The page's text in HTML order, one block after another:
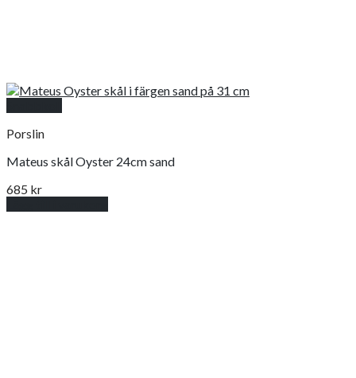
Porslin
Mateus skål Oyster 24cm sand
685 kr